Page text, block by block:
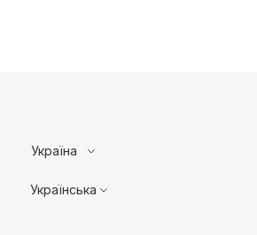
Україна
Українська